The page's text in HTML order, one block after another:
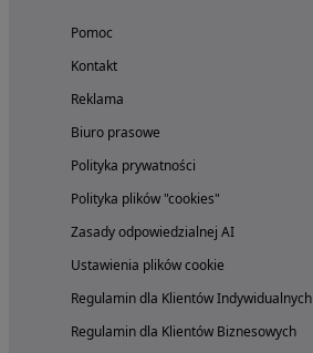
Pomoc
Kontakt
Reklama
Biuro prasowe
Polityka prywatności
Polityka plików "cookies"
Zasady odpowiedzialnej AI
Ustawienia plików cookie
Regulamin dla Klientów Indywidualnych
Regulamin dla Klientów Biznesowych